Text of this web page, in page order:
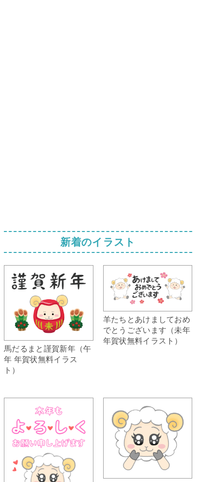
新着のイラスト
馬だるまと謹賀新年（午
年 年賀状無料イラス
ト）
羊たちとあけましておめ
でとうございます（未年
年賀状無料イラスト）